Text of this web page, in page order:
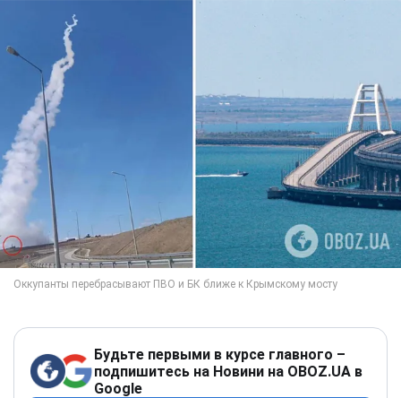
Будьте первыми в курсе главного –
подпишитесь на Новини на OBOZ.UA в
Google